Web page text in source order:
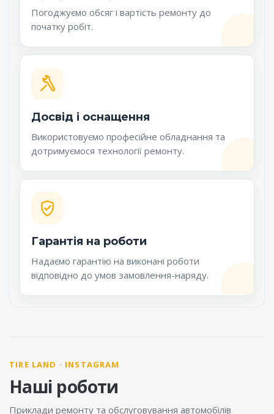
Погоджуємо обсяг і вартість ремонту до
початку робіт.
Досвід і оснащення
Використовуємо професійне обладнання та
дотримуємося технології ремонту.
Гарантія на роботи
Надаємо гарантію на виконані роботи
відповідно до умов замовлення-наряду.
TIRE LAND · INSTAGRAM
Наші роботи
Приклади ремонту та обслуговування автомобілів